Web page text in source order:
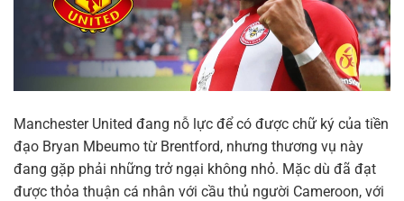
Manchester United đang nỗ lực để có được chữ ký của tiền
đạo Bryan Mbeumo từ Brentford, nhưng thương vụ này
đang gặp phải những trở ngại không nhỏ. Mặc dù đã đạt
được thỏa thuận cá nhân với cầu thủ người Cameroon, với